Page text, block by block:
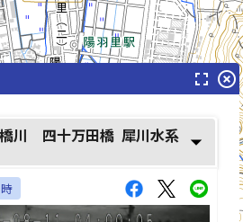
fullscreen highlight_off
川 四十万田橋 犀川水系 arrow_drop_down